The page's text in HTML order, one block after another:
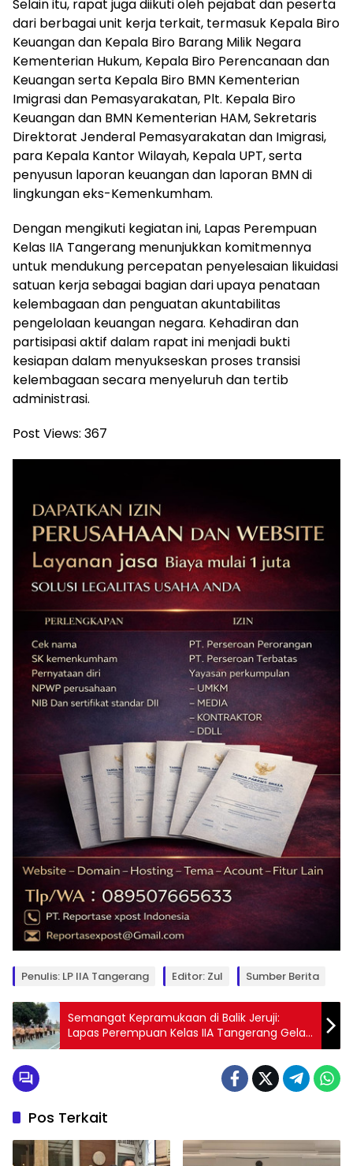
Selain itu, rapat juga diikuti oleh pejabat dan peserta
dari berbagai unit kerja terkait, termasuk Kepala Biro
Keuangan dan Kepala Biro Barang Milik Negara
Kementerian Hukum, Kepala Biro Perencanaan dan
Keuangan serta Kepala Biro BMN Kementerian
Imigrasi dan Pemasyarakatan, Plt. Kepala Biro
Keuangan dan BMN Kementerian HAM, Sekretaris
Direktorat Jenderal Pemasyarakatan dan Imigrasi,
para Kepala Kantor Wilayah, Kepala UPT, serta
penyusun laporan keuangan dan laporan BMN di
lingkungan eks-Kemenkumham.
Dengan mengikuti kegiatan ini, Lapas Perempuan
Kelas IIA Tangerang menunjukkan komitmennya
untuk mendukung percepatan penyelesaian likuidasi
satuan kerja sebagai bagian dari upaya penataan
kelembagaan dan penguatan akuntabilitas
pengelolaan keuangan negara. Kehadiran dan
partisipasi aktif dalam rapat ini menjadi bukti
kesiapan dalam menyukseskan proses transisi
kelembagaan secara menyeluruh dan tertib
administrasi.
Post Views: 367
Penulis: LP IIA Tangerang Editor: Zul Sumber Berita
Semangat Kepramukaan di Balik Jeruji:
Lapas Perempuan Kelas IIA Tangerang Gelar
Pelatihan Pramuka untuk Warga Binaan
Pos Terkait